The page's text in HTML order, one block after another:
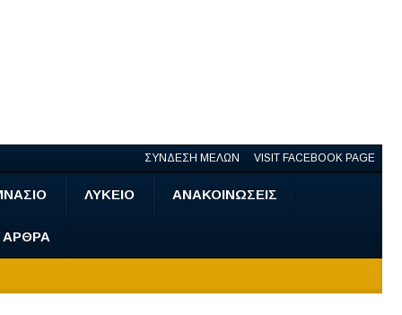
ΣΥΝΔΕΣΗ ΜΕΛΩΝ VISIT FACEBOOK PAGE
ΛΥΚΕΙΟ ΑΝΑΚΟΙΝΩΣΕΙΣ
ΑΡΘΡΑ